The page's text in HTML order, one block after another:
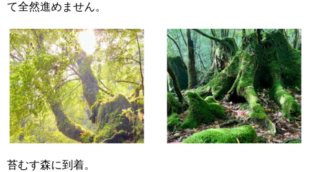
て全然進めません。
苔むす森に到着。